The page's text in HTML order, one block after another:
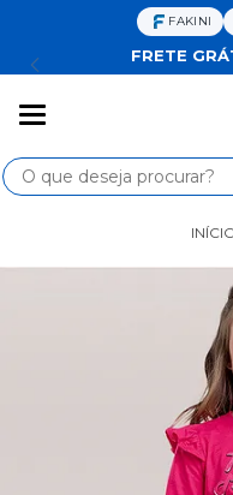
FAKINI
FRETE
Busca